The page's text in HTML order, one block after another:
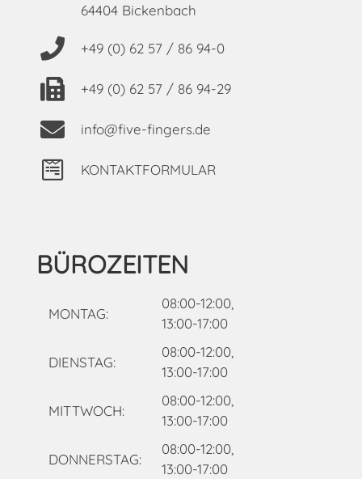
64404 Bickenbach
+49 (0) 62 57 / 86 94-0
+49 (0) 62 57 / 86 94-29
info@five-fingers.de
KONTAKTFORMULAR
BÜROZEITEN
MONTAG:
08:00-12:00,
13:00-17:00
DIENSTAG:
08:00-12:00,
13:00-17:00
MITTWOCH:
08:00-12:00,
13:00-17:00
DONNERSTAG:
08:00-12:00,
13:00-17:00